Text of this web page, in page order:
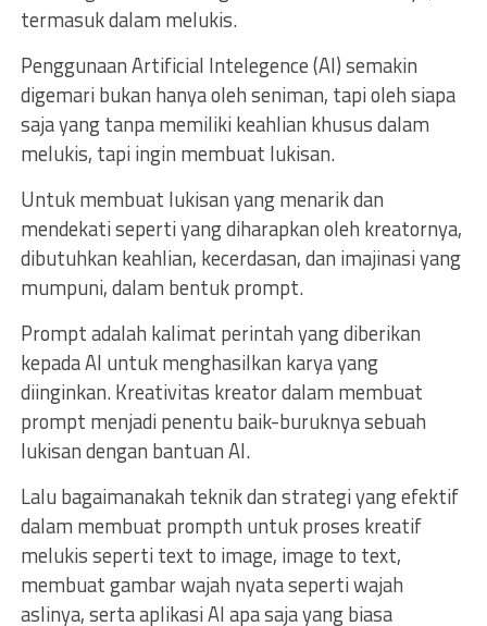
termasuk dalam melukis.
Penggunaan Artificial Intelegence (AI) semakin
digemari bukan hanya oleh seniman, tapi oleh siapa
saja yang tanpa memiliki keahlian khusus dalam
melukis, tapi ingin membuat lukisan.
Untuk membuat lukisan yang menarik dan
mendekati seperti yang diharapkan oleh kreatornya,
dibutuhkan keahlian, kecerdasan, dan imajinasi yang
mumpuni, dalam bentuk prompt.
Prompt adalah kalimat perintah yang diberikan
kepada AI untuk menghasilkan karya yang
diinginkan. Kreativitas kreator dalam membuat
prompt menjadi penentu baik-buruknya sebuah
lukisan dengan bantuan AI.
Lalu bagaimanakah teknik dan strategi yang efektif
dalam membuat prompth untuk proses kreatif
melukis seperti text to image, image to text,
membuat gambar wajah nyata seperti wajah
aslinya, serta aplikasi AI apa saja yang biasa